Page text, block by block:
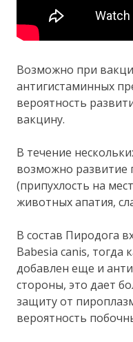
Возможно при
антигистаминных
вероятность
вакцину.
В течение
возможно развитие
(припухлость на
животных апатия,
В состав Пиродога
Babesia canis, тогда
добавлен еще и
стороны, это дает
защиту от
вероятность